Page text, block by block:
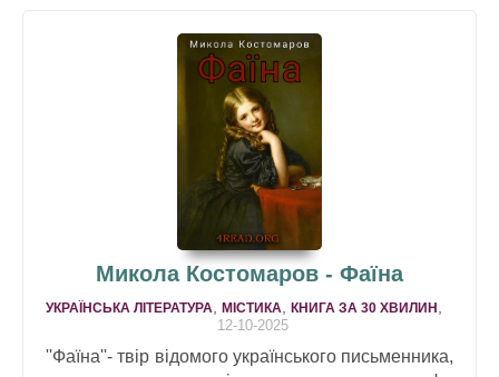
Микола Костомаров - Фаїна
УКРАЇНСЬКА ЛІТЕРАТУРА МІСТИКА КНИГА ЗА 30 ХВИЛИН
12-10-2025
''Фаїна''- твір відомого українського письменника,